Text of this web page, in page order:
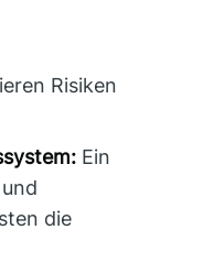
Risiken
Ein
die